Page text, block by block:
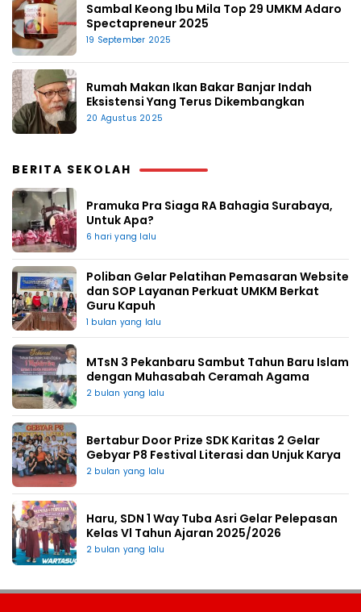
Sambal Keong Ibu Mila Top 29 UMKM Adaro
Spectapreneur 2025
19 September 2025
Rumah Makan Ikan Bakar Banjar Indah
Eksistensi Yang Terus Dikembangkan
20 Agustus 2025
BERITA SEKOLAH
Pramuka Pra Siaga RA Bahagia Surabaya,
Untuk Apa?
6 hari yang lalu
Poliban Gelar Pelatihan Pemasaran Website
dan SOP Layanan Perkuat UMKM Berkat
Guru Kapuh
1 bulan yang lalu
MTsN 3 Pekanbaru Sambut Tahun Baru Islam
dengan Muhasabah Ceramah Agama
2 bulan yang lalu
Bertabur Door Prize SDK Karitas 2 Gelar
Gebyar P8 Festival Literasi dan Unjuk Karya
2 bulan yang lalu
Haru, SDN 1 Way Tuba Asri Gelar Pelepasan
Kelas Vl Tahun Ajaran 2025/2026
2 bulan yang lalu